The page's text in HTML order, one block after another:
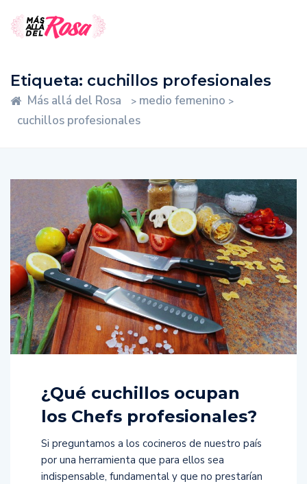
Etiqueta: cuchillos profesionales
Más allá del Rosa > medio femenino >
cuchillos profesionales
¿Qué cuchillos ocupan
los Chefs profesionales?
Si preguntamos a los cocineros de nuestro país
por una herramienta que para ellos sea
indispensable, fundamental y que no prestarían